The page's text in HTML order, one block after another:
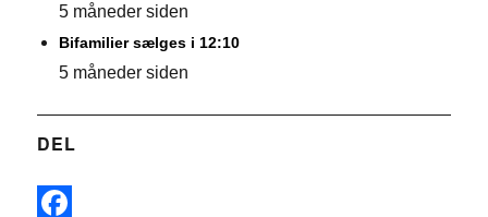
5 måneder siden
Bifamilier sælges i 12:10
5 måneder siden
DEL